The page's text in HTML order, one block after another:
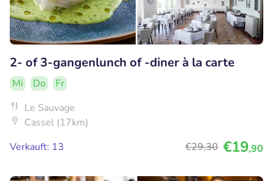
2- of 3-gangenlunch of -diner à la carte
Mi Do
Fr
Le Sauvage
Cassel (17km)
Verkauft: 13
€29,30 €19,90